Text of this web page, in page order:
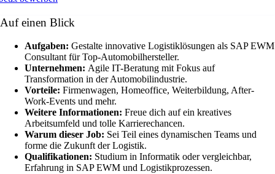
Auf einen Blick
Aufgaben: Gestalte innovative Logistiklösungen als SAP EWM
Consultant für Top-Automobilhersteller.
Unternehmen: Agile IT-Beratung mit Fokus auf
Transformation in der Automobilindustrie.
Vorteile: Firmenwagen, Homeoffice, Weiterbildung, After-
Work-Events und mehr.
Weitere Informationen: Freue dich auf ein kreatives
Arbeitsumfeld und tolle Karrierechancen.
Warum dieser Job: Sei Teil eines dynamischen Teams und
forme die Zukunft der Logistik.
Qualifikationen: Studium in Informatik oder vergleichbar,
Erfahrung in SAP EWM und Logistikprozessen.